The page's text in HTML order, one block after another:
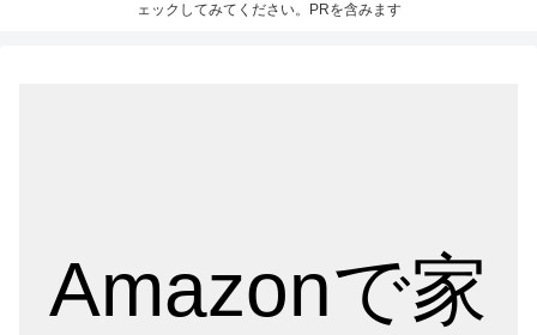
ェックしてみてください。PRを含みます
Amazonで家